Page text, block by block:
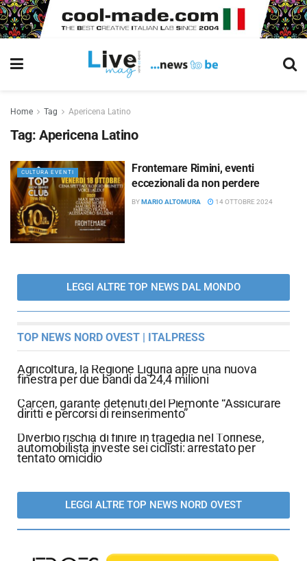
Home Tag Apericena Latino
Tag: Apericena Latino
CULTURA EVENTI
Frontemare Rimini, eventi
eccezionali da non perdere
BYMARIO ALTOMURA 14 OTTOBRE 2024
LEGGI ALTRE TOP NEWS DAL MONDO
TOP NEWS NORD OVEST | ITALPRESS
Agricoltura, la Regione Liguria apre una nuova
finestra per due bandi da 24,4 milioni
Carceri, garante detenuti del Piemonte “Assicurare
diritti e percorsi di reinserimento”
Diverbio rischia di finire in tragedia nel Torinese,
automobilista investe sei ciclisti: arrestato per
tentato omicidio
LEGGI ALTRE TOP NEWS NORD OVEST